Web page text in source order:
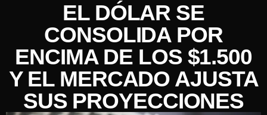
EL DÓLAR SE
CONSOLIDA POR
ENCIMA DE LOS $1.500
Y EL MERCADO AJUSTA
SUS PROYECCIONES